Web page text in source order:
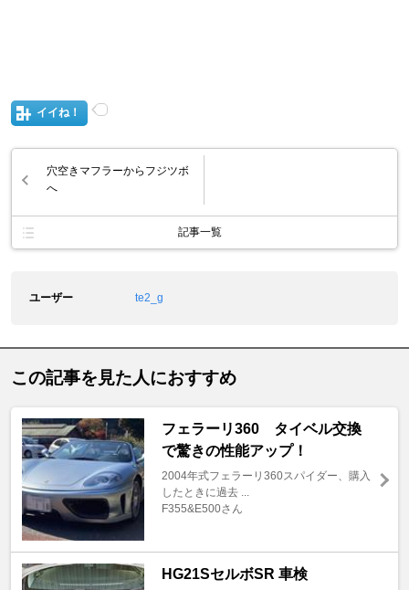
イイね！
穴空きマフラーからフジツボ
へ
記事一覧
ユーザー te2_g
この記事を見た人におすすめ
フェラーリ360 タイベル交換
で驚きの性能アップ！
2004年式フェラーリ360スパイダー、購入
したときに過去 ...
F355&E500さん
HG21SセルボSR 車検